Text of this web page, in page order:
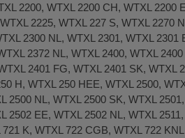
2200, WTXL 2200 CH, WTXL 2200
2225, WTXL 227 S, WTXL 2270
2300 NL, WTXL 2301, WTXL 2301
2372 NL, WTXL 2400, WTXL 2400
2401 FG, WTXL 2401 SK, WTXL
H, WTXL 250 HEE, WTXL 2500,
2500 NL, WTXL 2500 SK, WTXL 2501,
2502 EE, WTXL 2502 NL, WTXL 2511,
K, WTXL 722 CGB, WTXL 722